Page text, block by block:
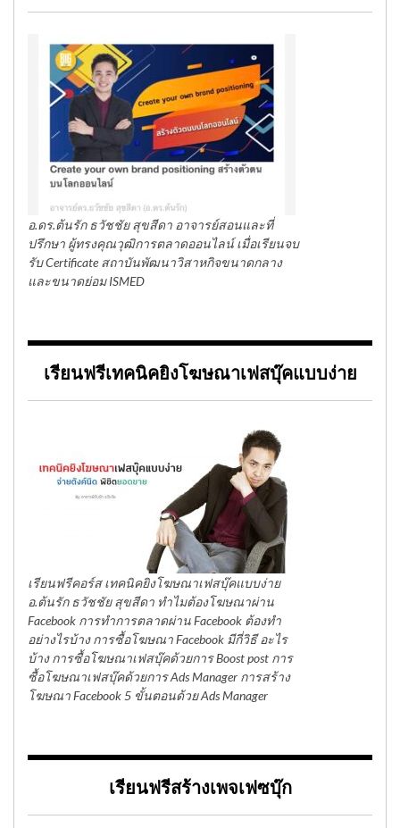
อ.ดร.ต้นรัก ธวัชชัย สุขสีดา อาจารย์สอนและที่
ปรึกษา ผู้ทรงคุณวุฒิการตลาดออนไลน์ เมื่อเรียนจบ
รับ Certificate สถาบันพัฒนาวิสาหกิจขนาดกลาง
และขนาดย่อม ISMED
เรียนฟรีเทคนิคยิงโฆษณาเฟสบุ๊คแบบง่าย
เรียนฟรีคอร์ส เทคนิคยิงโฆษณาเฟสบุ๊คแบบง่าย
อ.ต้นรัก ธวัชชัย สุขสีดา ทำไมต้องโฆษณาผ่าน
Facebook การทำการตลาดผ่าน Facebook ต้องทำ
อย่างไรบ้าง การซื้อโฆษณา Facebook มีกี่วิธี อะไร
บ้าง การซื้อโฆษณาเฟสบุ๊คด้วยการ Boost post การ
ซื้อโฆษณาเฟสบุ๊คด้วยการ Ads Manager การสร้าง
โฆษณา Facebook 5 ขั้นตอนด้วย Ads Manager
เรียนฟรีสร้างเพจเฟซบุ๊ก